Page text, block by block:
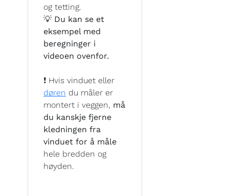
og tetting.
💡 Du kan se et
eksempel med
beregninger i
videoen ovenfor.
❗ Hvis vinduet eller
døren du måler er
montert i veggen, må
du kanskje fjerne
kledningen fra
vinduet for å måle
hele bredden og
høyden.